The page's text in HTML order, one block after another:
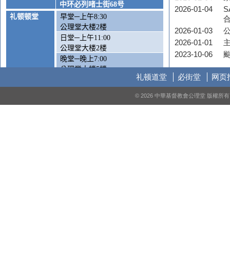
中环必列啫士街68号
礼顿顿堂
早堂─上午8:30
公理堂大楼2楼
日堂─上午11:00
公理堂大楼2楼
晚堂─晚上7:00
公理堂大楼5楼
周六崇拜—下午5:00
2026-01-04
2026-01-03
2026-01-01
2023-10-06
礼顿道堂 必街堂 网页
© 2026 中華基督教會公理堂 版權所